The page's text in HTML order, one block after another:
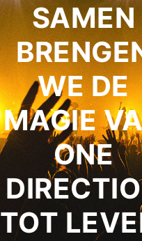
SAMEN
WE DE
MAGIE
ONE
TOT